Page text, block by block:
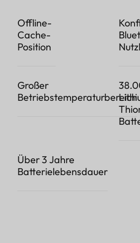
Offline-
Cache-
Position
Großer
Betriebstemperaturbereich
Über 3 Jahre
Batterielebensdauer